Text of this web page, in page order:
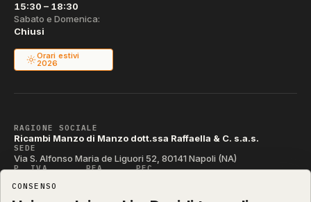
15:30 – 18:30
Sabato e Domenica:
Chiusi
Orari estivi
2026
RAGIONE SOCIALE
Ricambi Manzo di Manzo dott.ssa Raffaella & C. s.a.s.
SEDE
Via S. Alfonso Maria de Liguori 52, 80141 Napoli (NA)
P. IVA REA PEC
CODICE SDI
T04ZHR3
CONSENSO